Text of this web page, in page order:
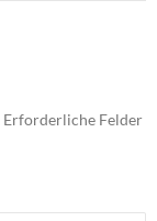
Erforderliche Felder